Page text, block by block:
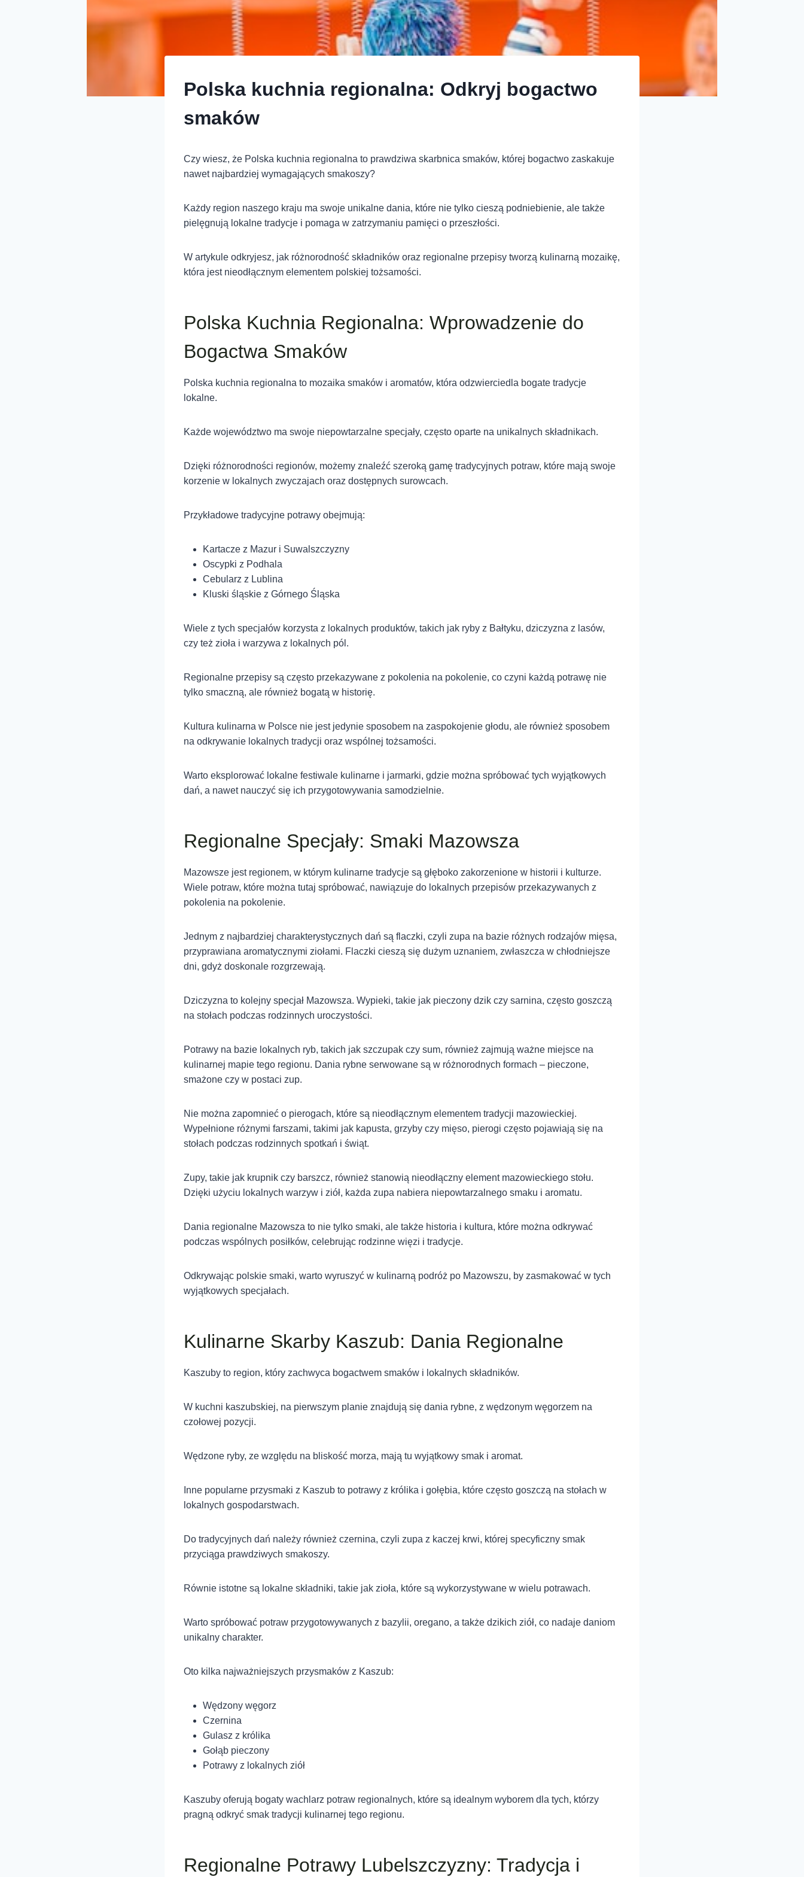
Polska kuchnia regionalna: Odkryj bogactwo
smaków
Czy wiesz, że Polska kuchnia regionalna to prawdziwa skarbnica smaków, której bogactwo zaskakuje
nawet najbardziej wymagających smakoszy?
Każdy region naszego kraju ma swoje unikalne dania, które nie tylko cieszą podniebienie, ale także
pielęgnują lokalne tradycje i pomaga w zatrzymaniu pamięci o przeszłości.
W artykule odkryjesz, jak różnorodność składników oraz regionalne przepisy tworzą kulinarną mozaikę,
która jest nieodłącznym elementem polskiej tożsamości.
Polska Kuchnia Regionalna: Wprowadzenie do
Bogactwa Smaków
Polska kuchnia regionalna to mozaika smaków i aromatów, która odzwierciedla bogate tradycje
lokalne.
Każde województwo ma swoje niepowtarzalne specjały, często oparte na unikalnych składnikach.
Dzięki różnorodności regionów, możemy znaleźć szeroką gamę tradycyjnych potraw, które mają swoje
korzenie w lokalnych zwyczajach oraz dostępnych surowcach.
Przykładowe tradycyjne potrawy obejmują:
Kartacze z Mazur i Suwalszczyzny
Oscypki z Podhala
Cebularz z Lublina
Kluski śląskie z Górnego Śląska
Wiele z tych specjałów korzysta z lokalnych produktów, takich jak ryby z Bałtyku, dziczyzna z lasów,
czy też zioła i warzywa z lokalnych pól.
Regionalne przepisy są często przekazywane z pokolenia na pokolenie, co czyni każdą potrawę nie
tylko smaczną, ale również bogatą w historię.
Kultura kulinarna w Polsce nie jest jedynie sposobem na zaspokojenie głodu, ale również sposobem
na odkrywanie lokalnych tradycji oraz wspólnej tożsamości.
Warto eksplorować lokalne festiwale kulinarne i jarmarki, gdzie można spróbować tych wyjątkowych
dań, a nawet nauczyć się ich przygotowywania samodzielnie.
Regionalne Specjały: Smaki Mazowsza
Mazowsze jest regionem, w którym kulinarne tradycje są głęboko zakorzenione w historii i kulturze.
Wiele potraw, które można tutaj spróbować, nawiązuje do lokalnych przepisów przekazywanych z
pokolenia na pokolenie.
Jednym z najbardziej charakterystycznych dań są flaczki, czyli zupa na bazie różnych rodzajów mięsa,
przyprawiana aromatycznymi ziołami. Flaczki cieszą się dużym uznaniem, zwłaszcza w chłodniejsze
dni, gdyż doskonale rozgrzewają.
Dziczyzna to kolejny specjał Mazowsza. Wypieki, takie jak pieczony dzik czy sarnina, często goszczą
na stołach podczas rodzinnych uroczystości.
Potrawy na bazie lokalnych ryb, takich jak szczupak czy sum, również zajmują ważne miejsce na
kulinarnej mapie tego regionu. Dania rybne serwowane są w różnorodnych formach – pieczone,
smażone czy w postaci zup.
Nie można zapomnieć o pierogach, które są nieodłącznym elementem tradycji mazowieckiej.
Wypełnione różnymi farszami, takimi jak kapusta, grzyby czy mięso, pierogi często pojawiają się na
stołach podczas rodzinnych spotkań i świąt.
Zupy, takie jak krupnik czy barszcz, również stanowią nieodłączny element mazowieckiego stołu.
Dzięki użyciu lokalnych warzyw i ziół, każda zupa nabiera niepowtarzalnego smaku i aromatu.
Dania regionalne Mazowsza to nie tylko smaki, ale także historia i kultura, które można odkrywać
podczas wspólnych posiłków, celebrując rodzinne więzi i tradycje.
Odkrywając polskie smaki, warto wyruszyć w kulinarną podróż po Mazowszu, by zasmakować w tych
wyjątkowych specjałach.
Kulinarne Skarby Kaszub: Dania Regionalne
Kaszuby to region, który zachwyca bogactwem smaków i lokalnych składników.
W kuchni kaszubskiej, na pierwszym planie znajdują się dania rybne, z wędzonym węgorzem na
czołowej pozycji.
Wędzone ryby, ze względu na bliskość morza, mają tu wyjątkowy smak i aromat.
Inne popularne przysmaki z Kaszub to potrawy z królika i gołębia, które często goszczą na stołach w
lokalnych gospodarstwach.
Do tradycyjnych dań należy również czernina, czyli zupa z kaczej krwi, której specyficzny smak
przyciąga prawdziwych smakoszy.
Równie istotne są lokalne składniki, takie jak zioła, które są wykorzystywane w wielu potrawach.
Warto spróbować potraw przygotowywanych z bazylii, oregano, a także dzikich ziół, co nadaje daniom
unikalny charakter.
Oto kilka najważniejszych przysmaków z Kaszub:
Wędzony węgorz
Czernina
Gulasz z królika
Gołąb pieczony
Potrawy z lokalnych ziół
Kaszuby oferują bogaty wachlarz potraw regionalnych, które są idealnym wyborem dla tych, którzy
pragną odkryć smak tradycji kulinarnej tego regionu.
Regionalne Potrawy Lubelszczyzny: Tradycja i